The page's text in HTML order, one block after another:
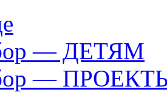
— ДЕТЯМ
—